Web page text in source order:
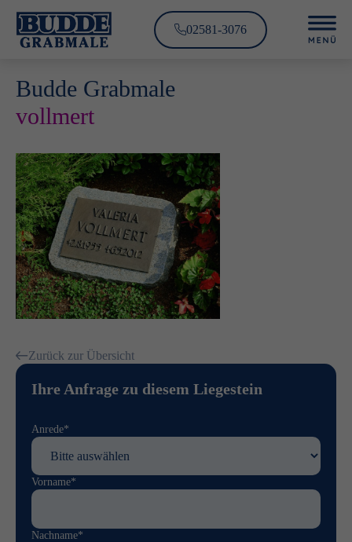
02581-3076
Budde Grabmale
vollmert
Zurück zur Übersicht
Ihre Anfrage zu diesem Liegestein
Anrede*
Vorname*
Nachname*